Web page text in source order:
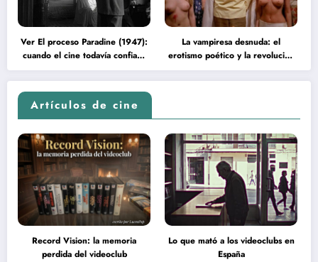
Ver El proceso Paradine (1947):
cuando el cine todavía confiaba
en la inteligencia del espectador
La vampiresa desnuda: el
erotismo poético y la revolución
psicodélica de Jean Rollin
Artículos de cine
Record Vision: la memoria
perdida del videoclub
Lo que mató a los videoclubs en
España